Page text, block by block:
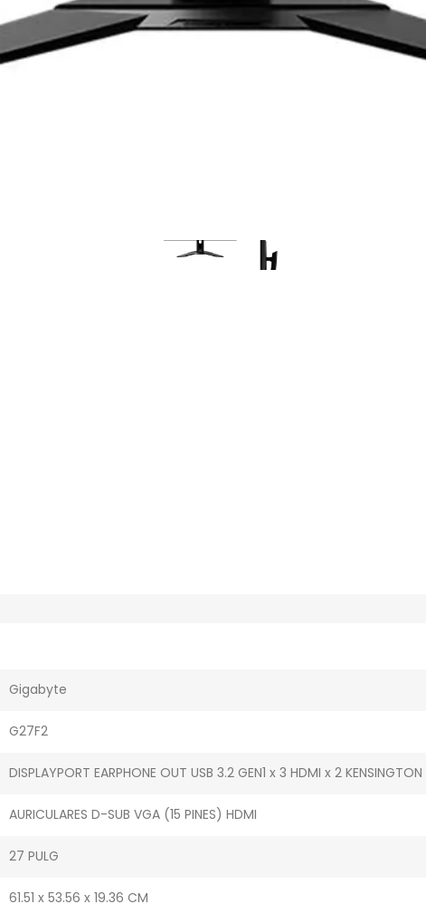
Gigabyte
G27F2
DISPLAYPORT EARPHONE OUT USB 3.2 GEN1 x 3 HDMI x 2
AURICULARES D-SUB VGA (15 PINES) HDMI
27 PULG
61.51 x 53.56 x 19.36 CM